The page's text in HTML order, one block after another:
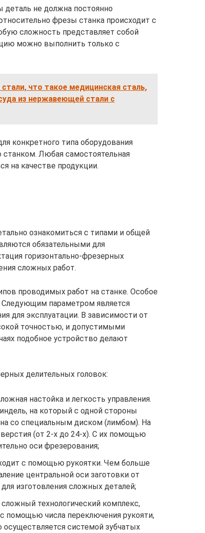
деталь не должна постоянно
фрезы станка происходит с
сложность представляет собой
можно выполнить только с
что такое медицинская сталь,
из нержавеющей стали с
конкретного типа оборудования
Любая самостоятельная
на качестве продукции.
ознакомиться с типами и общей
обязательными для
горизонтально-фрезерных
сложных работ.
проводимых работ на станке. Особое
Следующим параметром является
для эксплуатации. В зависимости от
точностью, и допустимыми
подобное устройство делают
делительных головок:
настойка и легкость управления.
на который с одной стороны
со специальным диском (лимбом). На
(от 2-х до 24-х). С их помощью
оси фрезерования;
с помощью рукоятки. Чем больше
центральной оси заготовки от
изготовления сложных деталей;
технологический комплекс,
помощью числа переключения рукояти,
системой зубчатых